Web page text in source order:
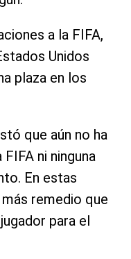
a la FIFA,
Unidos
plaza en los
que aún no ha
ni ninguna
En estas
remedio que
para el